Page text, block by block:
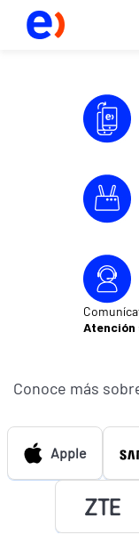
Atención
Conoce más
Apple